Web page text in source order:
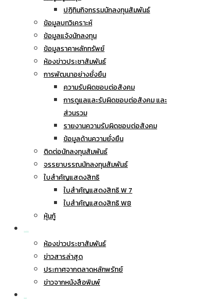
ปฏิทินกิจกรรมนักลงทุนสัมพันธ์
ข้อมูลบทวิเคราะห์
ข้อมูลแจ้งนักลงทุน
ข้อมูลราคาหลักทรัพย์
ห้องข่าวประชาสัมพันธ์
การพัฒนาอย่างยั่งยืน
ความรับผิดชอบต่อสังคม
การดูแลและรับผิดชอบต่อสังคม และ
ส่วนรวม
รายงานความรับผิดชอบต่อสังคม
ข้อมูลด้านความยั่งยืน
ติดต่อนักลงทุนสัมพันธ์
จรรยาบรรณนักลงทุนสัมพันธ์
ใบสำคัญแสดงสิทธิ
ใบสำคัญแสดงสิทธิ W 7
ใบสำคัญแสดงสิทธิ W8
หุ้นกู้
ห้องข่าวประชาสัมพันธ์
ข่าวสารล่าสุด
ประกาศจากตลาดหลักพรัทย์
ข่าวจากหนังสือพิมพ์